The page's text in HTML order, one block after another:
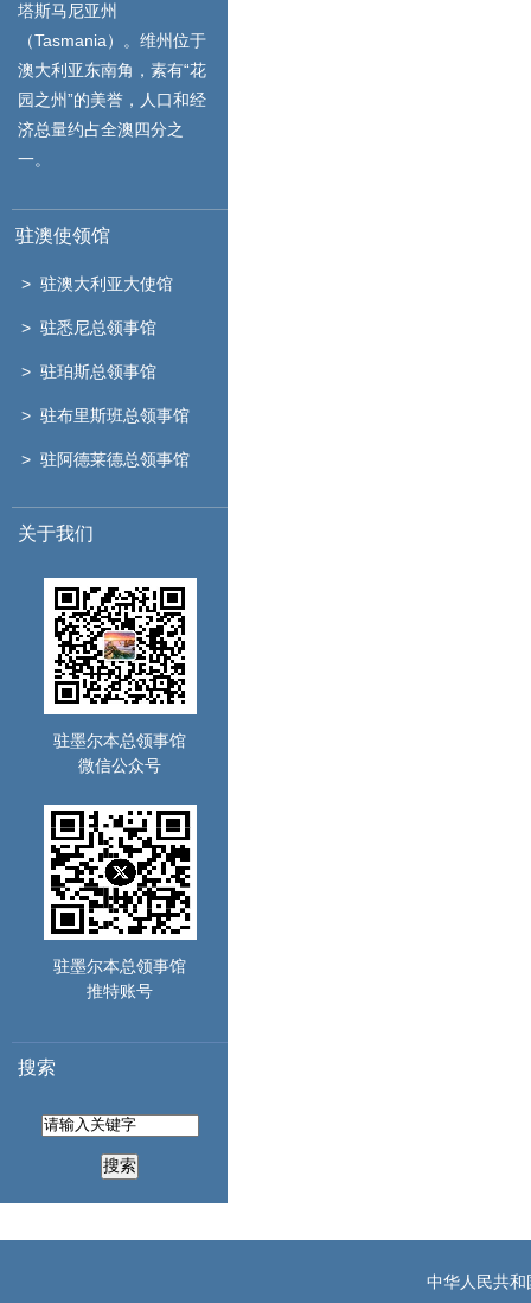
塔斯马尼亚州
（Tasmania）。维州位于
澳大利亚东南角，素有“花
园之州”的美誉，人口和经
济总量约占全澳四分之
一。
驻澳使领馆
> 驻澳大利亚大使馆
> 驻悉尼总领事馆
> 驻珀斯总领事馆
> 驻布里斯班总领事馆
> 驻阿德莱德总领事馆
关于我们
驻墨尔本总领事馆
微信公众号
驻墨尔本总领事馆
推特账号
搜索
搜索
中华人民共